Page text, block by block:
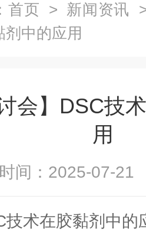
首页 > 新闻资讯
中的应用
会】DSC技
用
时间：2025-07-
术在胶黏剂中的